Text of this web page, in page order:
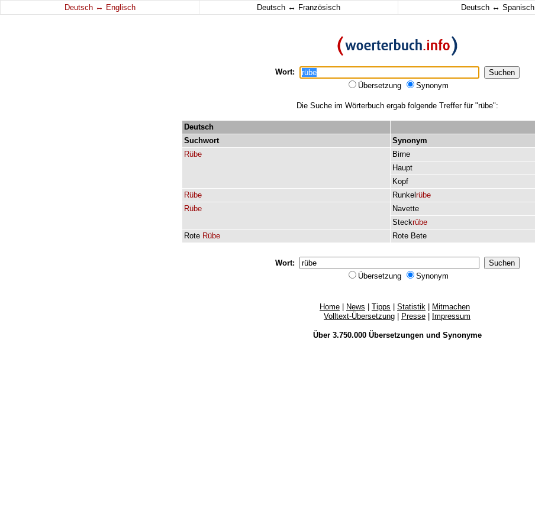
Deutsch ↔ Englisch Deutsch ↔ Französisch Deutsch ↔ Spanisch
Wort:
Übersetzung
Synonym
Die Suche im Wörterbuch ergab folgende Treffer für "rübe":
Deutsch
Suchwort
Synonym
Rübe
Birne
Haupt
Kopf
Rübe
Runkel rübe
Rübe
Navette
Steckrübe
Rote Rübe Rote Bete
Wort:
Übersetzung
Synonym
Home News Tipps Statistik
Mitmachen
Volltext-Übersetzung
Presse Impressum
Über 3.750.000 Übersetzungenund Synonyme